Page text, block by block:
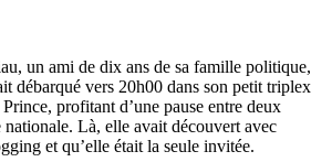
un ami de dix ans de sa famille politique,
débarqué vers 20h00 dans son petit triplex
profitant d’une pause entre deux
nationale. Là, elle avait découvert avec
et qu’elle était la seule invitée.